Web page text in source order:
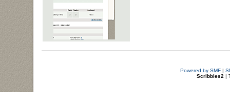
Powered by SMF|
Scribbles2 |